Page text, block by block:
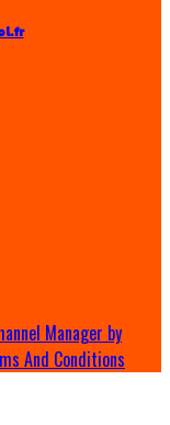
Manager by
And Conditions